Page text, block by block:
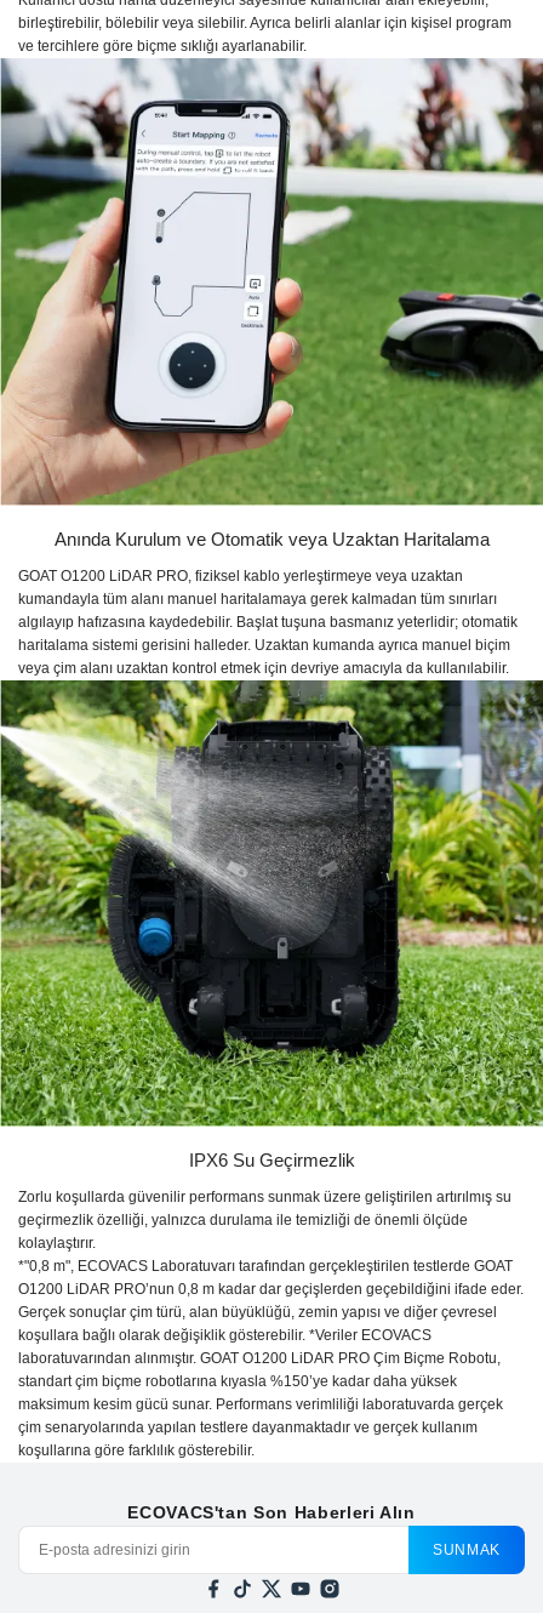
birleştirebilir, bölebilir veya silebilir. Ayrıca belirli alanlar için kişisel program
ve tercihlere göre biçme sıklığı ayarlanabilir.
Anında Kurulum ve Otomatik veya Uzaktan Haritalama
GOAT O1200 LiDAR PRO, fiziksel kablo yerleştirmeye veya uzaktan
kumandayla tüm alanı manuel haritalamaya gerek kalmadan tüm sınırları
algılayıp hafızasına kaydedebilir. Başlat tuşuna basmanız yeterlidir; otomatik
haritalama sistemi gerisini halleder. Uzaktan kumanda ayrıca manuel biçim
veya çim alanı uzaktan kontrol etmek için devriye amacıyla da kullanılabilir.
IPX6 Su Geçirmezlik
Zorlu koşullarda güvenilir performans sunmak üzere geliştirilen artırılmış su
geçirmezlik özelliği, yalnızca durulama ile temizliği de önemli ölçüde
kolaylaştırır.
*"0,8 m", ECOVACS Laboratuvarı tarafından gerçekleştirilen testlerde GOAT
O1200 LiDAR PRO’nun 0,8 m kadar dar geçişlerden geçebildiğini ifade eder.
Gerçek sonuçlar çim türü, alan büyüklüğü, zemin yapısı ve diğer çevresel
koşullara bağlı olarak değişiklik gösterebilir. *Veriler ECOVACS
laboratuvarından alınmıştır. GOAT O1200 LiDAR PRO Çim Biçme Robotu,
standart çim biçme robotlarına kıyasla %150’ye kadar daha yüksek
maksimum kesim gücü sunar. Performans verimliliği laboratuvarda gerçek
çim senaryolarında yapılan testlere dayanmaktadır ve gerçek kullanım
koşullarına göre farklılık gösterebilir.
ECOVACS'tan Son Haberleri Alın
SUNMAK